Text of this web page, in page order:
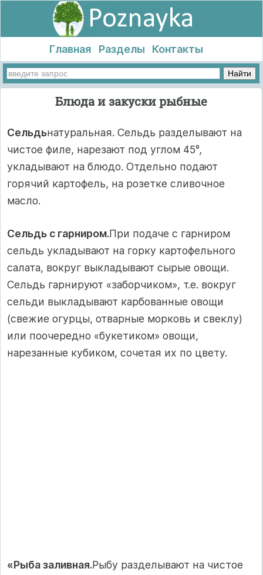
Главная Разделы Контакты
Блюда и закуски рыбные
Сельдьнатуральная. Сельдь разделывают на
чистое филе, нарезают под углом 45°,
укладывают на блюдо. Отдельно подают
горячий картофель, на розетке сливочное
масло.
Сельдь с гарниром.При подаче с гарниром
сельдь укладывают на горку картофельного
салата, вокруг выкладывают сырые овощи.
Сельдь гарнируют «заборчиком», т.е. вокруг
сельди выкладывают карбованные овощи
(свежие огурцы, отварные морковь и свеклу)
или поочередно «букетиком» овощи,
нарезанные кубиком, сочетая их по цвету.
«Рыба заливная.Рыбу разделывают на чистое